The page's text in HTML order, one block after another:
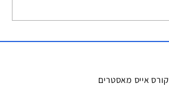
קורס אייס מאסטרים